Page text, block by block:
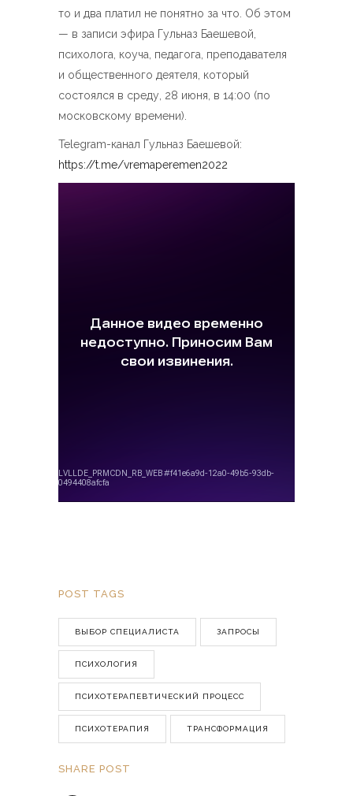
то и два платил не понятно за что. Об этом
— в записи эфира Гульназ Баешевой,
психолога, коуча, педагога, преподавателя
и общественного деятеля, который
состоялся в среду, 28 июня, в 14:00 (по
московскому времени).
Telegram-канал Гульназ Баешевой:
https://t.me/vremaperemen2022
POST TAGS
ВЫБОР СПЕЦИАЛИСТА ЗАПРОСЫ
ПСИХОЛОГИЯ
ПСИХОТЕРАПЕВТИЧЕСКИЙ ПРОЦЕСС
ПСИХОТЕРАПИЯ ТРАНСФОРМАЦИЯ
SHARE POST